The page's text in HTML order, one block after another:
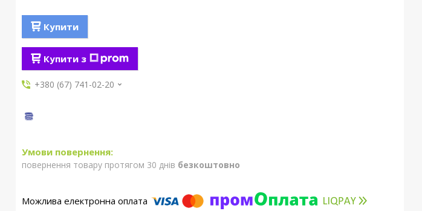
Купити
Купити з
+380 (67) 741-02-20
повернення товару протягом 30 днів безкоштовно